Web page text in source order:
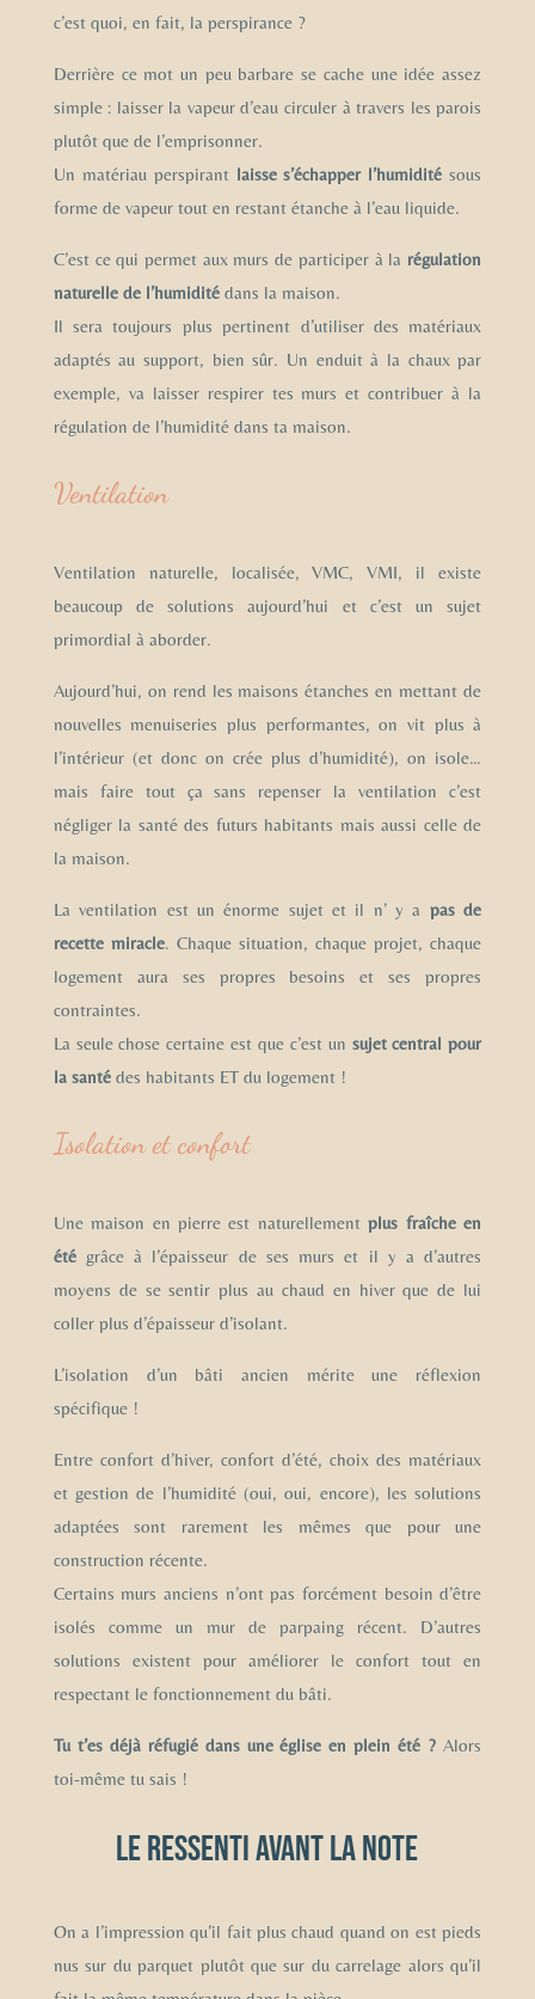
c’est quoi, en fait, la perspirance ?
Derrière ce mot un peu barbare se cache une idée assez
simple : laisser la vapeur d’eau circuler à travers les parois
plutôt que de l’emprisonner.
Un matériau perspirant laisse s’échapper l’humidité sous
forme de vapeur tout en restant étanche à l’eau liquide.
C’est ce qui permet aux murs de participer à la régulation
naturelle de l’humiditédans la maison.
Il sera toujours plus pertinent d’utiliser des matériaux
adaptés au support, bien sûr. Un enduit à la chaux par
exemple, va laisser respirer tes murs et contribuer à la
régulation de l’humidité dans ta maison.
Ventilation
Ventilation naturelle, localisée, VMC, VMI, il existe
beaucoup de solutions aujourd’hui et c’est un sujet
primordial à aborder.
Aujourd’hui, on rend les maisons étanches en mettant de
nouvelles menuiseries plus performantes, on vit plus à
l’intérieur (et donc on crée plus d’humidité), on isole…
mais faire tout ça sans repenser la ventilation c’est
négliger la santé des futurs habitants mais aussi celle de
la maison.
La ventilation est un énorme sujet et il n’ y a pas de
recette miracle. Chaque situation, chaque projet, chaque
logement aura ses propres besoins et ses propres
contraintes.
La seule chose certaine est que c’est un sujet central pour
la santédes habitants ET du logement !
Isolation et confort
Une maison en pierre est naturellementplus fraîche en
étégrâce à l’épaisseur de ses murs et il y a d’autres
moyens de se sentir plus au chaud en hiver que de lui
coller plus d’épaisseur d’isolant.
L’isolation d’un bâti ancien mérite une réflexion
spécifique !
Entre confort d’hiver, confort d’été, choix des matériaux
et gestion de l’humidité (oui, oui, encore), les solutions
adaptées sont rarement les mêmes que pour une
construction récente.
Certains murs anciens n’ont pas forcément besoin d’être
isolés comme un mur de parpaing récent. D’autres
solutions existent pour améliorer le confort tout en
respectant le fonctionnement du bâti.
Tu t’es déjà réfugié dans une église en plein été ? Alors
toi-même tu sais !
Le ressenti avant la note
On a l’impression qu’il fait plus chaud quand on est pieds
nus sur du parquet plutôt que sur du carrelage alors qu’il